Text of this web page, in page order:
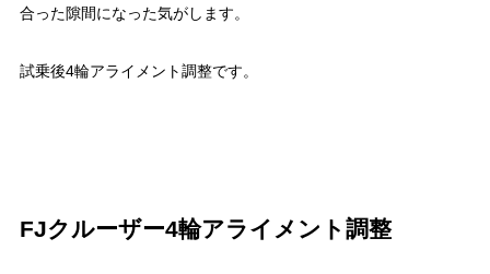
合った隙間になった気がします。
試乗後4輪アライメント調整です。
FJクルーザー4輪アライメント調整